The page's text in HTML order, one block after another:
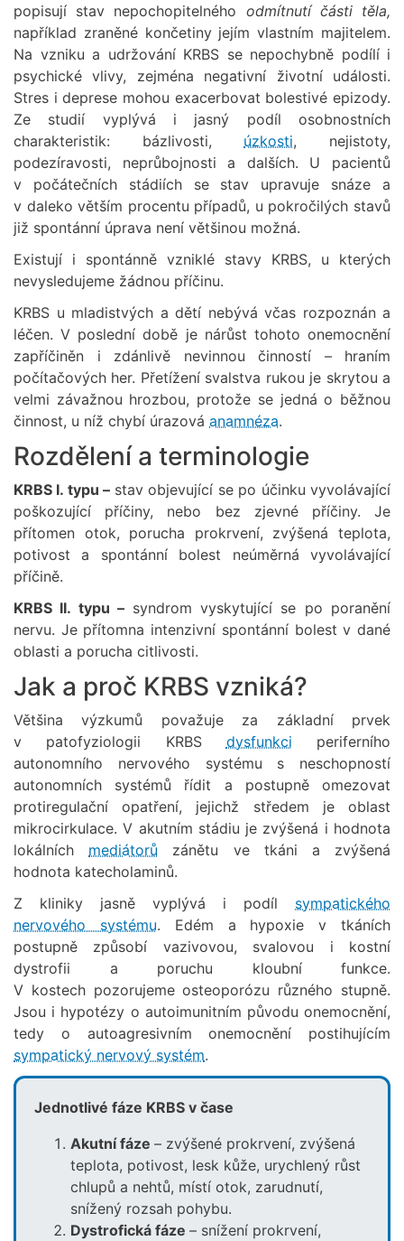
popisují stav nepochopitelného odmítnutí části těla,
například zraněné končetiny jejím vlastním majitelem.
Na vzniku a udržování KRBS se nepochybně podílí i
psychické vlivy, zejména negativní životní události.
Stres i deprese mohou exacerbovat bolestivé epizody.
Ze studií vyplývá i jasný podíl osobnostních
charakteristik: bázlivosti, úzkosti, nejistoty,
podezíravosti, neprůbojnosti a dalších. U pacientů
v počátečních stádiích se stav upravuje snáze a
v daleko větším procentu případů, u pokročilých stavů
již spontánní úprava není většinou možná.
Existují i spontánně vzniklé stavy KRBS, u kterých
nevysledujeme žádnou příčinu.
KRBS u mladistvých a dětí nebývá včas rozpoznán a
léčen. V poslední době je nárůst tohoto onemocnění
zapříčiněn i zdánlivě nevinnou činností – hraním
počítačových her. Přetížení svalstva rukou je skrytou a
velmi závažnou hrozbou, protože se jedná o běžnou
činnost, u níž chybí úrazová anamnéza.
Rozdělení a terminologie
KRBS I. typu – stav objevující se po účinku vyvolávající
poškozující příčiny, nebo bez zjevné příčiny. Je
přítomen otok, porucha prokrvení, zvýšená teplota,
potivost a spontánní bolest neúměrná vyvolávající
příčině.
KRBS II. typu – syndrom vyskytující se po poranění
nervu. Je přítomna intenzivní spontánní bolest v dané
oblasti a porucha citlivosti.
Jak a proč KRBS vzniká?
Většina výzkumů považuje za základní prvek
v patofyziologii KRBS dysfunkci periferního
autonomního nervového systému s neschopností
autonomních systémů řídit a postupně omezovat
protiregulační opatření, jejichž středem je oblast
mikrocirkulace. V akutním stádiu je zvýšená i hodnota
lokálních mediátorů zánětu ve tkáni a zvýšená
hodnota katecholaminů.
Z kliniky jasně vyplývá i podíl sympatického
nervového systému. Edém a hypoxie v tkáních
postupně způsobí vazivovou, svalovou i kostní
dystrofii a poruchu kloubní funkce.
V kostech pozorujeme osteoporózu různého stupně.
Jsou i hypotézy o autoimunitním původu onemocnění,
tedy o autoagresivním onemocnění postihujícím
sympatický nervový systém.
Jednotlivé fáze KRBS v čase
Akutní fáze – zvýšené prokrvení, zvýšená
teplota, potivost, lesk kůže, urychlený růst
chlupů a nehtů, místí otok, zarudnutí,
snížený rozsah pohybu.
Dystrofická fáze – snížení prokrvení,